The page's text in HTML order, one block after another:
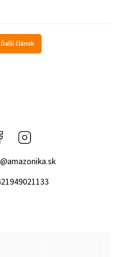
Ďalší článok
Facebook
@amazonika.sk